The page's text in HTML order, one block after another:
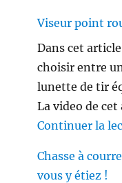
Viseur point
Dans cet
choisir entre
lunette de tir
La video de
Continuer la
Chasse à
vous y étiez !